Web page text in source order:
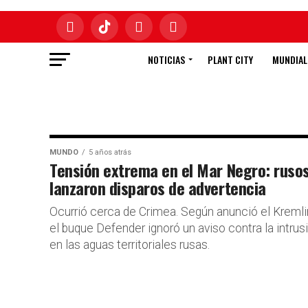
NOTICIAS PLANT CITY
MUNDO 5 años atrás
Tensión extrema en el Mar Negro:
lanzaron disparos de advertencia
Ocurrió cerca de Crimea. Según anunció el
el buque Defender ignoró un aviso contra la
en las aguas territoriales rusas.